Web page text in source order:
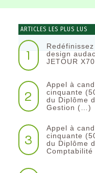
ARTICLES LES PLUS LUS
1
design
JETOUR
2
Appel à
cinquante
du Diplôme
Gestion (…)
3
Appel à
cinquante
du Diplôme